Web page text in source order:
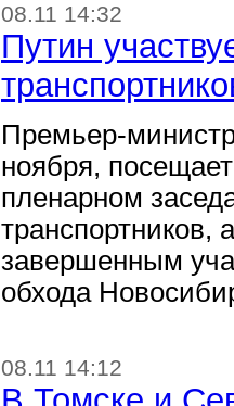
08.11 14:32
Путин
Премьер-
ноября,
пленарном
транспортников,
завершенным
обхода
08.11 14:12